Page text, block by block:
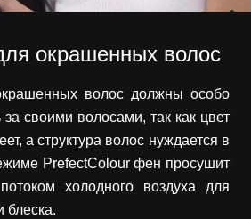
окрашенных волос
волос должны особо
своими волосами, так как цвет
а структура волос нуждается в
PrefectColour фен просушит
холодного воздуха для
блеска.